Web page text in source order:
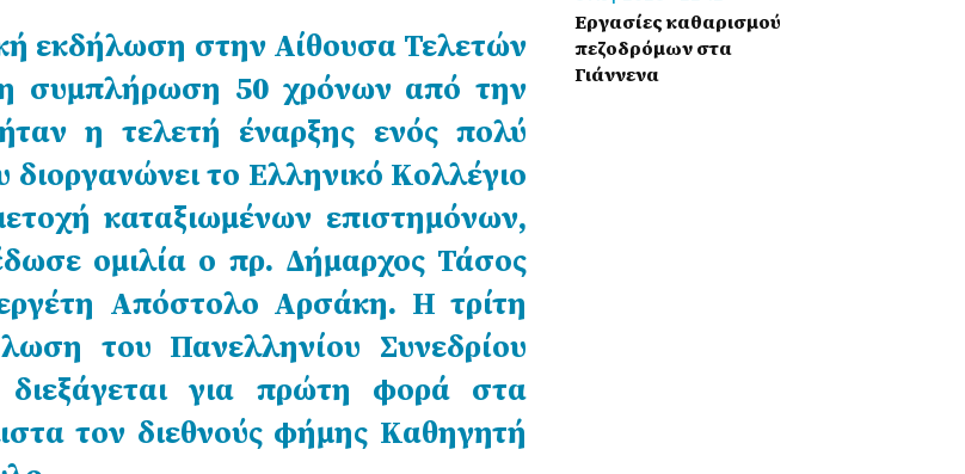
εκδήλωση στην Αίθουσα Τελετών
συμπλήρωση 50 χρόνων από την
η τελετή έναρξης ενός πολύ
το Ελληνικό Κολλέγιο
καταξιωμένων επιστημόνων,
ομιλία ο πρ. Δήμαρχος Τάσος
Απόστολο Αρσάκη. Η τρίτη
του Πανελληνίου Συνεδρίου
διεξάγεται για πρώτη φορά στα
τον διεθνούς φήμης Καθηγητή
Εργασίες καθαρισμού
πεζοδρόμων στα
Γιάννενα